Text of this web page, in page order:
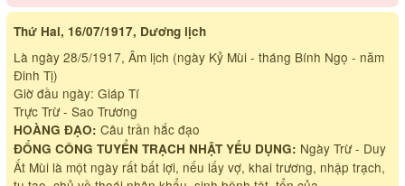
Thứ Hai, 16/07/1917, Dương lịch
Là ngày 28/5/1917, Âm lịch (ngày Kỷ Mùi - tháng Bính Ngọ - năm
Đinh Tị)
Giờ đầu ngày: Giáp Tí
Trực Trừ - Sao Trương
HOÀNG ĐẠO: Câu trần hắc đạo
ĐỔNG CÔNG TUYỂN TRẠCH NHẬT YẾU DỤNG: Ngày Trừ - Duy
Ất Mùi là một ngày rất bất lợi, nếu lấy vợ, khai trương, nhập trạch,